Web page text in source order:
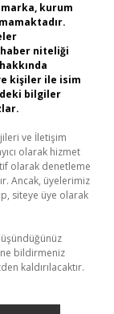
kurum
niteliği
kişiler ile isim
bilgiler
ve İletişim
olarak hizmet
olarak denetleme
Ancak, üyelerimiz
siteye üye olarak
bildirmeniz
kaldırılacaktır.